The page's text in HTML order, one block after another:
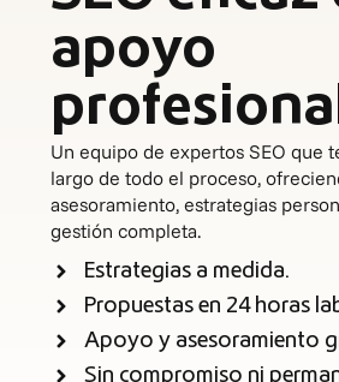
apoyo
profesional
Un equipo de expertos SEO que
largo de todo el proceso,
asesoramiento, estrategias
gestión completa.
Estrategias a medida.
Propuestas en 24 horas
Apoyo y asesoramiento
Sin compromiso ni